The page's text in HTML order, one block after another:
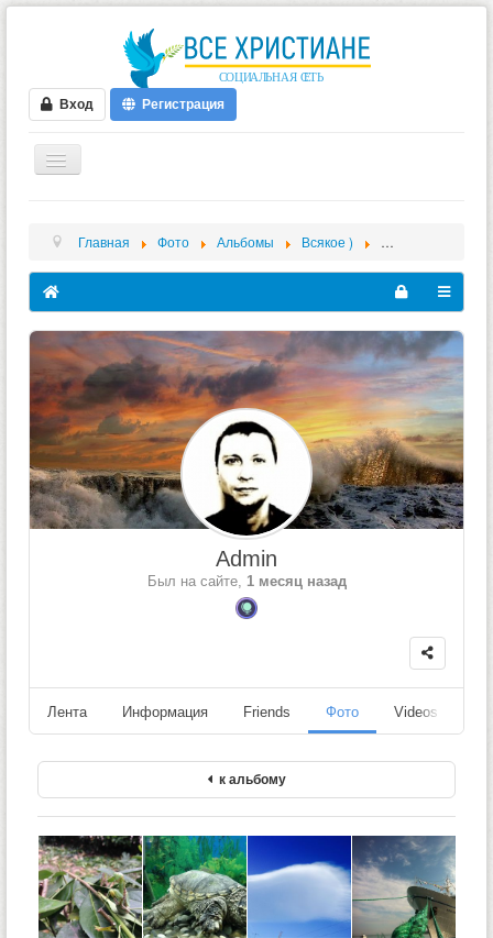
Вход Регистрация
ФОРУМ
ВИДЕО
БЛОГИ
МУЗЫКА
БИБЛИЯ
ОПРОСЫ
НОВОСТИ
Главная Фото Альбомы Всякое ) Богомол
Admin
Был на сайте, 1 месяц назад
Лента Информация Friends Фото Videos
к альбому